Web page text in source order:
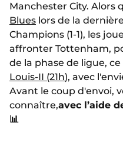
Manchester City. Alors
Blues lors de la
Champions (1-1), les
affronter Tottenham,
de la phase de ligue, ce
Louis-II (21h), avec
Avant le coup d'envoi,
connaître,avec l’aide
📊